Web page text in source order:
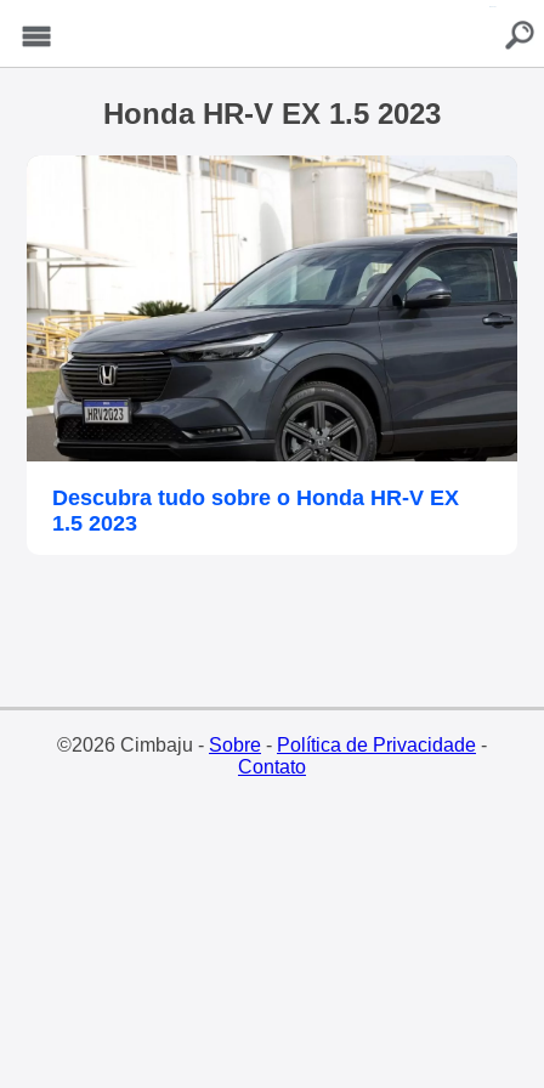
Honda HR-V EX 1.5 2023
Descubra tudo sobre o Honda HR-V EX
1.5 2023
©2026 Cimbaju - Sobre- Política de Privacidade-
Contato